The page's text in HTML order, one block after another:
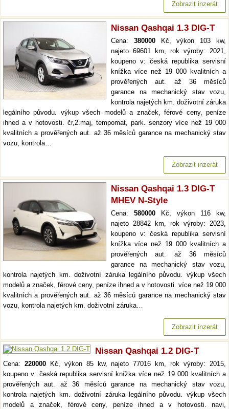
Zobrazit inzerát
Nissan Qashqai 1.3 DIG-T
Cena: 380000Kč, výkon 103 kw,
najeto 69601 km, rok výroby: 2021,
koupeno v: česká republika servisní
knížka více než 19 000 kvalitních a
prověřených aut. až 36 měsíců
garance na mechanický stav vozu,
kontrola najetých km. doživotní záruka
legálního původu. výkup všech modelů a značek, férové ceny, peníze
ihned a v hotovosti. čr,2.maj, tempomat, park. senzory více než 19 000
kvalitních a prověřených aut. až 36 měsíců garance na mechanický stav
vozu, kontrola…
Zobrazit inzerát
Nissan Qashqai 1.3 DIG-T
MHEV N-Style
Cena: 580000 Kč, výkon 116 kw,
najeto 28842 km, rok výroby: 2023,
koupeno v: česká republika servisní
knížka více než 19 000 kvalitních a
prověřených aut. až 36 měsíců
garance na mechanický stav vozu,
kontrola najetých km. doživotní záruka legálního původu. výkup všech
modelů a značek, férové ceny, peníze ihned a v hotovosti. více než 19 000
kvalitních a prověřených aut. až 36 měsíců garance na mechanický stav
vozu, kontrola najetých km. doživotní záruka…
Zobrazit inzerát
Nissan Qashqai 1.2 DIG-T
Cena: 220000Kč, výkon 85 kw, najeto 77016 km, rok výroby: 2015,
koupeno v: česká republika servisní knížka více než 19 000 kvalitních a
prověřených aut. až 36 měsíců garance na mechanický stav vozu,
kontrola najetých km. doživotní záruka legálního původu. výkup všech
modelů a značek, férové ceny, peníze ihned a v hotovosti. navi,